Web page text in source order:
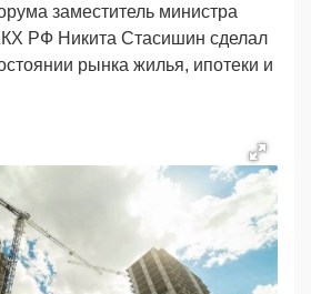
заместитель министра
РФ Никита Стасишин сделал
рынка жилья, ипотеки и